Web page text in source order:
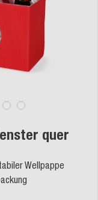
quer
Wellpappe